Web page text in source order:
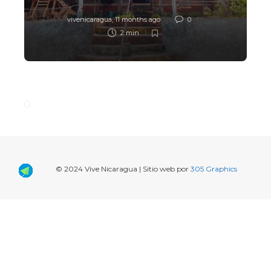
vivenicaragua,11 months ago
0
2 min
© 2024 Vive Nicaragua | Sitio web por 305 Graphics